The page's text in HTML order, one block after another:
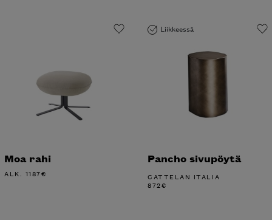
Moa rahi
ALK. 1187€
Liikkeessä
Pancho sivupöytä
CATTELAN ITALIA
872€